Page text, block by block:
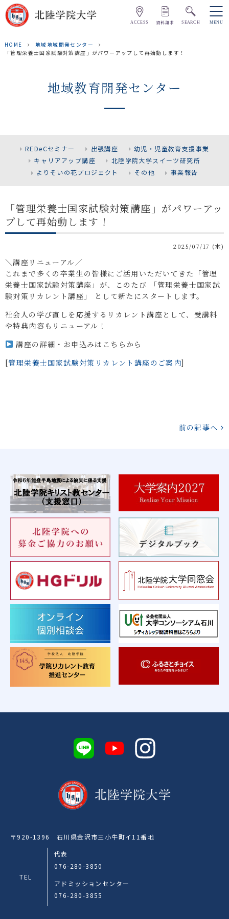
ACCESS 資料請求 SEARCH MENU
HOME
地域地域開発センター
「管理栄養士国家試験対策講座」がパワーアップして再始動します！
地域教育開発センター
REDeCセミナー 出張講座
幼児・児童教育支援事業
キャリアアップ講座
北陸学院大学スイーツ研究所
よりそいの花プロジェクト
その他 事業報告
「管理栄養士国家試験対策講座」がパワーアッ
プして再始動します！
2025/07/17 (木)
＼講座リニューアル／
これまで多くの卒業生の皆様にご活用いただいてきた「管理
栄養士国家試験対策講座」が、このたび 「管理栄養士国家試
験対策リカレント講座」 として新たにスタートします。
社会人の学び直しを応援するリカレント講座として、受講料
や特典内容もリニューアル！
講座の詳細・お申込みはこちらから
[管理栄養士国家試験対策リカレント講座のご案内]
前の記事へ
〒920-1396 石川県金沢市三小牛町イ11番地
TEL
代表
076-280-3850
アドミッションセンター
076-280-3855